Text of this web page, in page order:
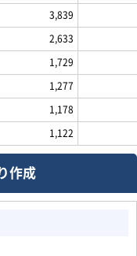
3,839
2,633
1,729
1,277
1,178
1,122
作成